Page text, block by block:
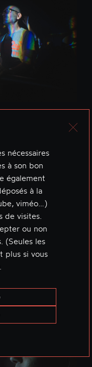
nécessaires
à son bon
également
à la
viméo…)
de visites.
ou non
(Seules les
plus si vous